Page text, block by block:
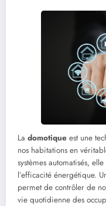
La domotique est une
nos habitations en
systèmes automatisés,
l’efficacité énergétique.
permet de contrôler de
vie quotidienne des